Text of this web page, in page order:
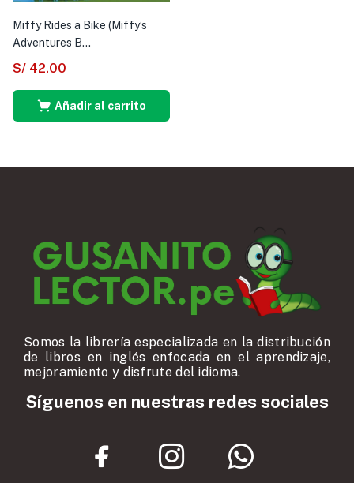
Miffy Rides a Bike (Miffy’s
Adventures B...
S/ 42.00
Añadir al carrito
Somos la librería especializada en la distribución
de libros en inglés enfocada en el aprendizaje,
mejoramiento y disfrute del idioma.
Síguenos en nuestras redes sociales